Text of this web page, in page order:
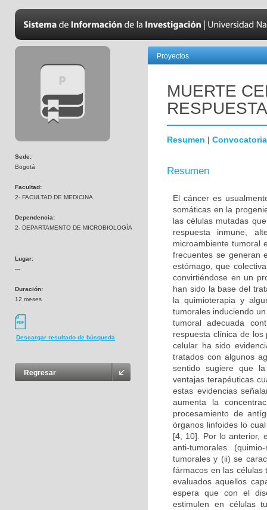
Sede:
Bogotá
Facultad:
2- FACULTAD DE MEDICINA
Dependencia:
2- DEPARTAMENTO DE MICROBIOLOGÍA
Lugar:
---
Duración:
12 meses
Descargar resultado de búsqueda
Regresar
Proyectos
MUERTE
Resumen | Convocatoria
Resumen
El cáncer es
somáticas en la
las células mutadas
respuesta inmune,
microambiente tumoral
frecuentes se generan
estómago, que
convirtiéndose en un
han sido la base del
la quimioterapia y
tumorales induciendo
tumoral adecuada
respuesta clínica de
celular ha sido
tratados con algunos
sentido sugiere que
ventajas terapéuticas
estas evidencias
aumenta la
procesamiento de
órganos linfoides lo
[4, 10]. Por lo anterior,
anti-tumorales
tumorales y (ii) se
fármacos en las células
evaluados aquellos
espera que con el
estimulen en células